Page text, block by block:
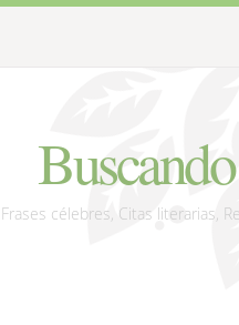
Frases célebres, Citas literarias,